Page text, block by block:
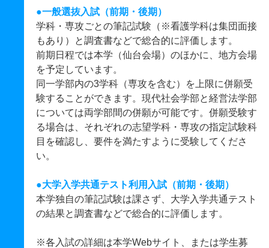
●一般選抜入試（前期・後期）
学科・専攻ごとの筆記試験（※看護学科は集団面接
もあり）と調査書などで総合的に評価します。
前期日程では本学（仙台会場）のほかに、地方会場
を予定しています。
同一学部内の3学科（専攻を含む）を上限に併願受
験することができます。現代社会学部と経営法学部
については両学部間の併願が可能です。併願受験す
る場合は、それぞれの志望学科・専攻の指定試験科
目を確認し、要件を満たすように受験してくださ
い。
●大学入学共通テスト利用入試（前期・後期）
本学独自の筆記試験は課さず、大学入学共通テスト
の結果と調査書などで総合的に評価します。
※各入試の詳細は本学Webサイト、または学生募